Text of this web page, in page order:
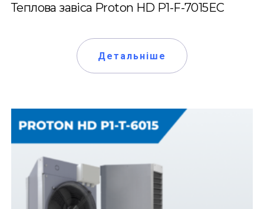
Теплова завіса Proton HD P1-F-7015EC
Детальніше